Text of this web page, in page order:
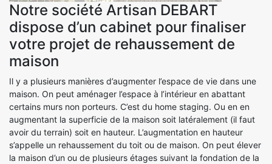
Notre société Artisan DEBART
dispose d’un cabinet pour finaliser
votre projet de rehaussement de
maison
Il y a plusieurs manières d’augmenter l’espace de vie dans une
maison. On peut aménager l’espace à l’intérieur en abattant
certains murs non porteurs. C’est du home staging. Ou en en
augmentant la superficie de la maison soit latéralement (il faut
avoir du terrain) soit en hauteur. L’augmentation en hauteur
s’appelle un rehaussement du toit ou de maison. On peut élever
la maison d’un ou de plusieurs étages suivant la fondation de la